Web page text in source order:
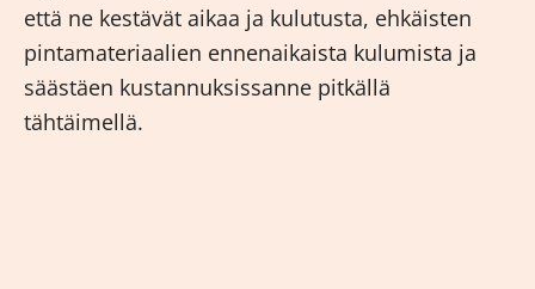
että ne kestävät aikaa ja kulutusta, ehkäisten
pintamateriaalien ennenaikaista kulumista ja
säästäen kustannuksissanne pitkällä
tähtäimellä.